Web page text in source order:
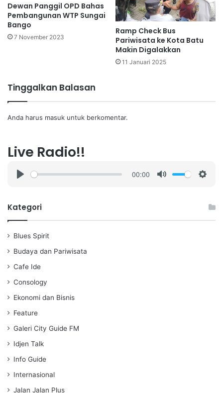
Dewan Panggil OPD Bahas
Pembangunan WTP Sungai
Bango
7 November 2023
Ramp Check Bus
Pariwisata ke Kota Batu
Makin Digalakkan
11 Januari 2025
Tinggalkan Balasan
Anda harus masuk untuk berkomentar.
Live Radio!!
a
00:00
Kategori
Blues Spirit
Budaya dan Pariwisata
Cafe Ide
Consology
Ekonomi dan Bisnis
Feature
Galeri City Guide FM
Idjen Talk
Info Guide
Internasional
Jalan Jalan Plus